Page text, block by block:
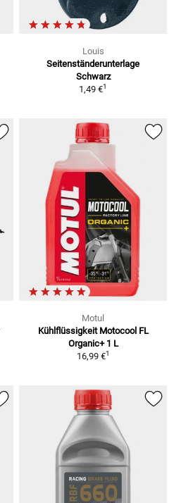
Louis
Seitenständerunterlage
Schwarz
1,49 €1
Motul
Kühlflüssigkeit Motocool FL
Organic+ 1 L
16,99 €1